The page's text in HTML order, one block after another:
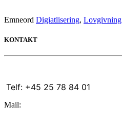
Emneord Digiatlisering, Lovgivning
KONTAKT
Telf: +45 25 78 84 01
Mail: